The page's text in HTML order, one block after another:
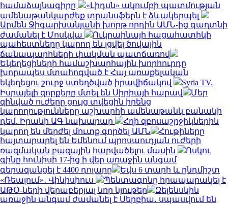
համաձայնագիրը
«Լիդսն» ակումբի պատմության
ամենաթանկարժեք տրանսֆերն է ձևակերպել
Արմեն Ջիգարխանյանի խորթ որդին ԱՄՆ-ից գաղտնի
ժամանել է Մոսկվա
Ուկրաինայի հացահատիկի
պահեստները կարող են լցվել ծովային
ճանապարհների փակման պատճառով
Եկեղեցիների համաշխարհային խորհուրդը
խորապես մտահոգված է Հայ առաքելական
եկեղեցու շուրջ ստեղծված իրավիճակով
Syria TV.
Իսրայելի զորքերը մտել են Սիրիայի հարավ
Մեր
զինված ուժերը ցույց տվեցին իրենց
կարողությունները աշխարհի ամենաթանկ բանակի
դեմ. Իրանի ԱԳ նախարար
Հղի զբոսաշրջիկներին
կարող են մերժել մուտք գործել ԱՄՆ
Հութիները
հայտարարել են Եմենում պրոսաուդյան ուժերի
ռազմական բազային հարվածելու մասին
Ոսկու
գինը հունիսի 17-ից ի վեր առաջին անգամ
գերազանցել է 4400 դոլարը
Եվս 6 տարի և ընդմիշտ
«Ռեալում»․ Վինիսիուս
Պենտագոնը հրապարակել է
ԱԹՕ-ների վերաբերյալ նոր նյութեր
Զելենսկին
առաջին անգամ ժամանել է Սերբիա․ սպասվում են